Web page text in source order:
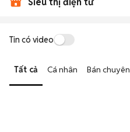
Tin có video
Tất cả Cá nhân Bán chuyên